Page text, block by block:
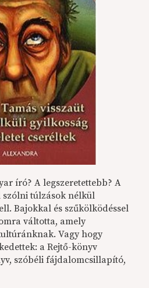
író? A legszeretettebb? A
szólni túlzások nélkül
Bajokkal és szűkölködéssel
váltotta, amely
Vagy hogy
a Rejtő-könyv
szóbéli fájdalomcsillapító,